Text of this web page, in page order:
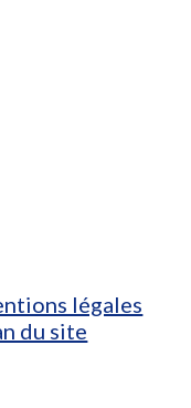
légales
du site